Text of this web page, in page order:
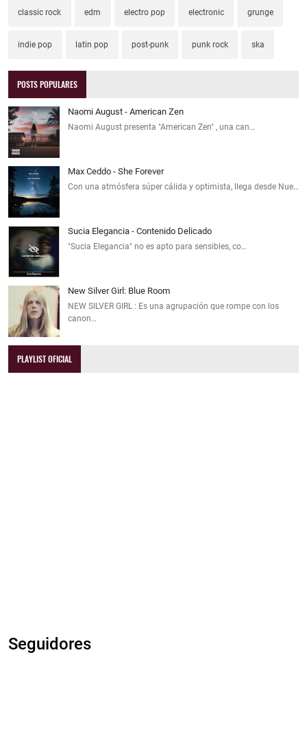
classic rock edm electro pop electronic grunge
indie pop latin pop post-punk punk rock ska
POSTS POPULARES
Naomi August - American Zen
Naomi August presenta "American Zen" , una can…
Max Ceddo - She Forever
Con una atmósfera súper cálida y optimista, llega desde Nue…
Sucia Elegancia - Contenido Delicado
"Sucia Elegancia" no es apto para sensibles, co…
New Silver Girl: Blue Room
NEW SILVER GIRL : Es una agrupación que rompe con los
canon…
PLAYLIST OFICIAL
Seguidores